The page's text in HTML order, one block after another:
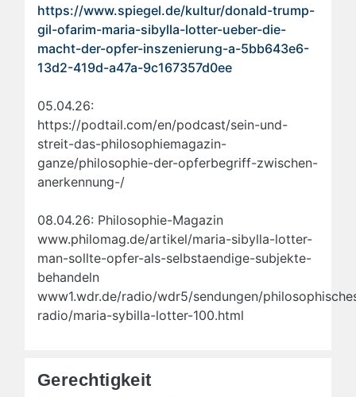
https://www.spiegel.de/kultur/donald-trump-
gil-ofarim-maria-sibylla-lotter-ueber-die-
macht-der-opfer-inszenierung-a-5bb643e6-
13d2-419d-a47a-9c167357d0ee
05.04.26:
https://podtail.com/en/podcast/sein-und-
streit-das-philosophiemagazin-
ganze/philosophie-der-opferbegriff-zwischen-
anerkennung-/
08.04.26: Philosophie-Magazin
www.philomag.de/artikel/maria-sibylla-lotter-
man-sollte-opfer-als-selbstaendige-subjekte-
behandeln
www1.wdr.de/radio/wdr5/sendungen/
radio/maria-sybilla-lotter-100.html
Gerechtigkeit